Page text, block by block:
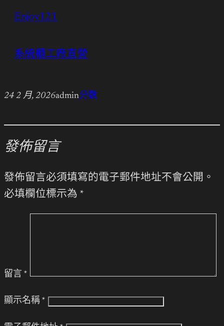
Enjoy121
系統櫃工廠直營
24 2 月, 2026admin分數
發佈留言
發佈留言必須填寫的電子郵件地址不會公開。
必填欄位標示為 *
留言 *
顯示名稱 *